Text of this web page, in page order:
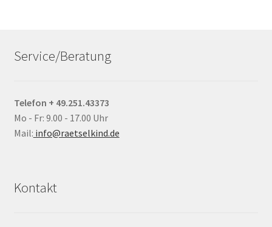
Service/Beratung
Telefon + 49.251.43373
Mo - Fr: 9.00 - 17.00 Uhr
Mail: info@raetselkind.de
Kontakt